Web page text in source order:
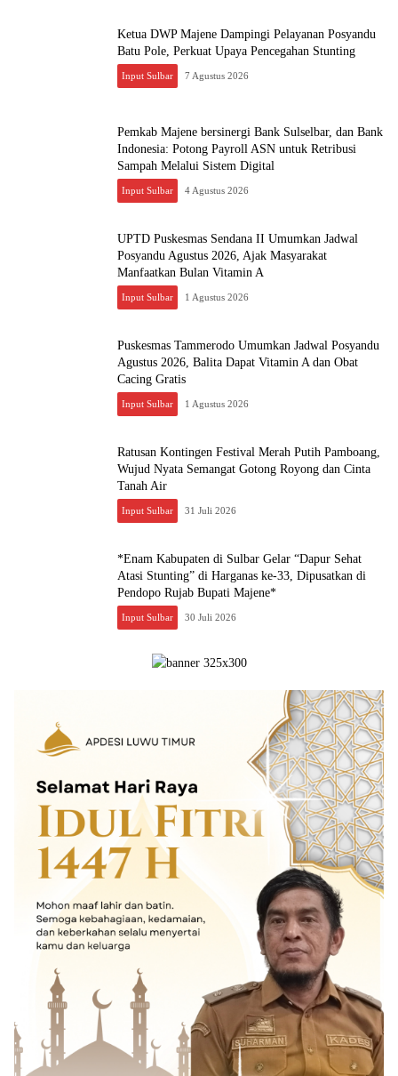
Ketua DWP Majene Dampingi Pelayanan Posyandu
Batu Pole, Perkuat Upaya Pencegahan Stunting
Input Sulbar 7 Agustus 2026
Pemkab Majene bersinergi Bank Sulselbar, dan Bank
Indonesia: Potong Payroll ASN untuk Retribusi
Sampah Melalui Sistem Digital
Input Sulbar 4 Agustus 2026
UPTD Puskesmas Sendana II Umumkan Jadwal
Posyandu Agustus 2026, Ajak Masyarakat
Manfaatkan Bulan Vitamin A
Input Sulbar 1 Agustus 2026
Puskesmas Tammerodo Umumkan Jadwal Posyandu
Agustus 2026, Balita Dapat Vitamin A dan Obat
Cacing Gratis
Input Sulbar 1 Agustus 2026
Ratusan Kontingen Festival Merah Putih Pamboang,
Wujud Nyata Semangat Gotong Royong dan Cinta
Tanah Air
Input Sulbar 31 Juli 2026
*Enam Kabupaten di Sulbar Gelar “Dapur Sehat
Atasi Stunting” di Harganas ke-33, Dipusatkan di
Pendopo Rujab Bupati Majene*
Input Sulbar 30 Juli 2026